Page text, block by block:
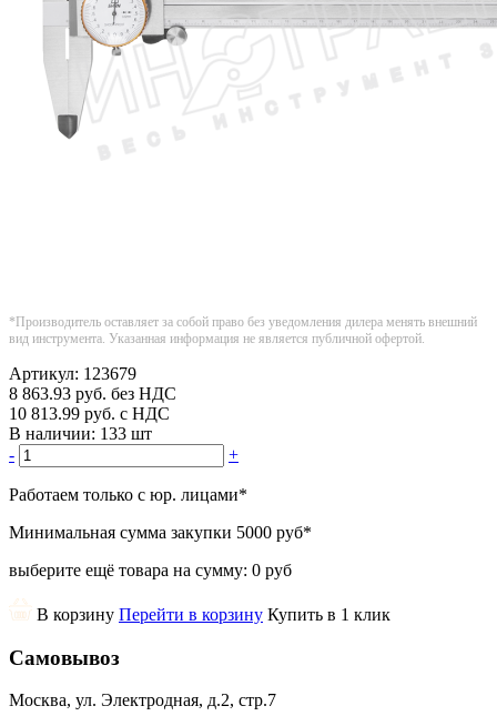
*Производитель оставляет за собой право без уведомления дилера менять внешний
вид инструмента. Указанная информация не является публичной офертой.
Артикул: 123679
8 863.93 руб. без НДС
10 813.99 руб. с НДС
В наличии: 133 шт
-
+
Работаем только с юр. лицами*
Минимальная сумма закупки 5000 руб*
выберите ещё товара на сумму: 0 руб
В корзину Перейти в корзину Купить в 1 клик
Самовывоз
Москва, ул. Электродная, д.2, стр.7